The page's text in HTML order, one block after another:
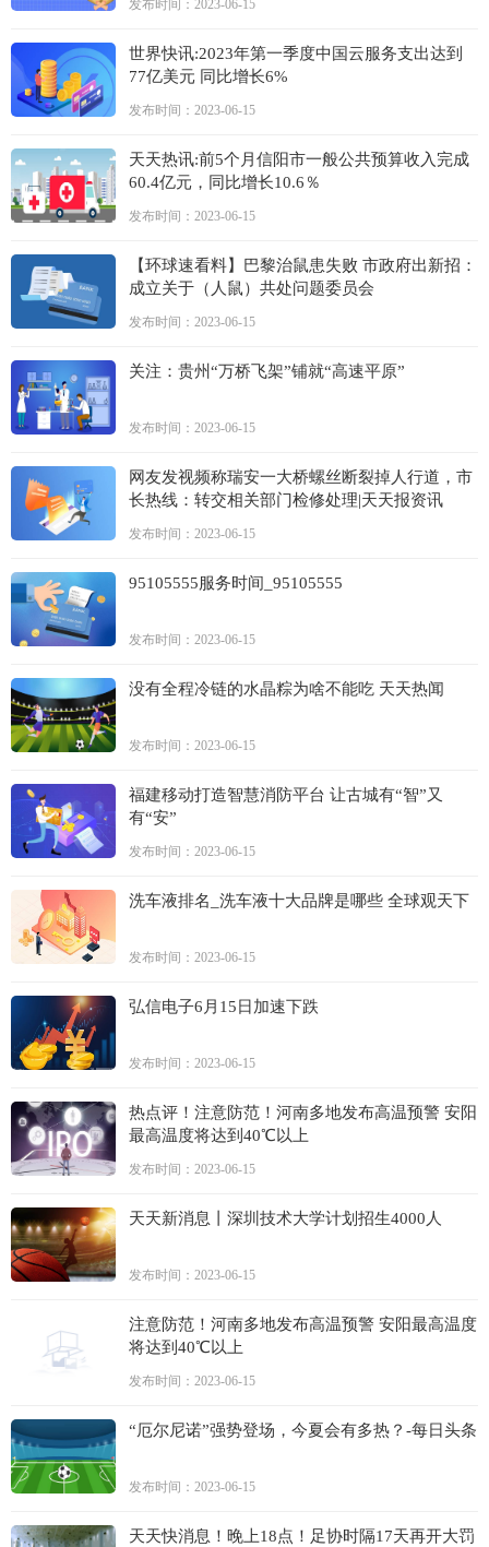
发布时间：2023-06-15
世界快讯:2023年第一季度中国云服务支出达到
77亿美元 同比增长6%
发布时间：2023-06-15
天天热讯:前5个月信阳市一般公共预算收入完成
60.4亿元，同比增长10.6％
发布时间：2023-06-15
【环球速看料】巴黎治鼠患失败 市政府出新招：
成立关于（人鼠）共处问题委员会
发布时间：2023-06-15
关注：贵州“万桥飞架”铺就“高速平原”
发布时间：2023-06-15
网友发视频称瑞安一大桥螺丝断裂掉人行道，市
长热线：转交相关部门检修处理|天天报资讯
发布时间：2023-06-15
95105555服务时间_95105555
发布时间：2023-06-15
没有全程冷链的水晶粽为啥不能吃 天天热闻
发布时间：2023-06-15
福建移动打造智慧消防平台 让古城有“智”又
有“安”
发布时间：2023-06-15
洗车液排名_洗车液十大品牌是哪些 全球观天下
发布时间：2023-06-15
弘信电子6月15日加速下跌
发布时间：2023-06-15
热点评！注意防范！河南多地发布高温预警 安阳
最高温度将达到40℃以上
发布时间：2023-06-15
天天新消息丨深圳技术大学计划招生4000人
发布时间：2023-06-15
注意防范！河南多地发布高温预警 安阳最高温度
将达到40℃以上
发布时间：2023-06-15
“厄尔尼诺”强势登场，今夏会有多热？-每日头条
发布时间：2023-06-15
天天快消息！晚上18点！足协时隔17天再开大罚